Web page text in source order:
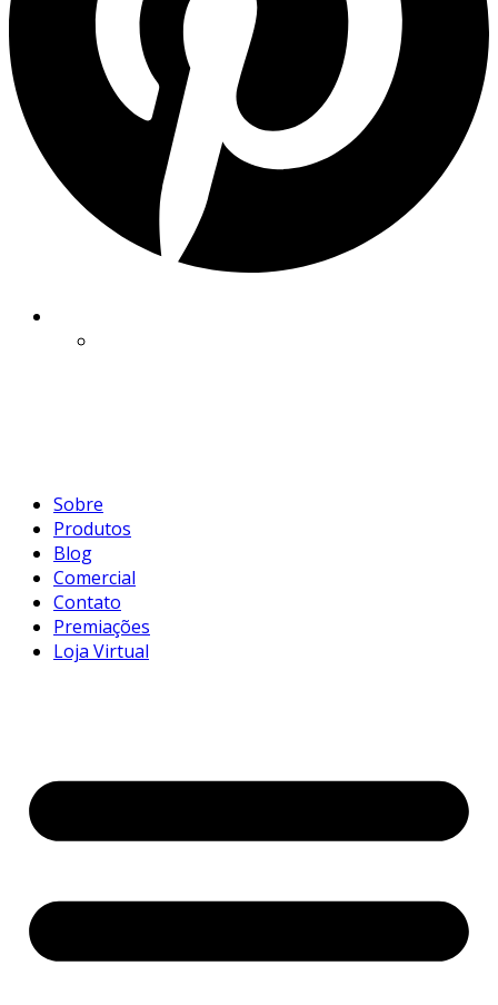
Sobre
Produtos
Blog
Comercial
Contato
Premiações
Loja Virtual